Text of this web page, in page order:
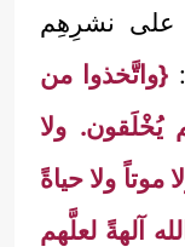
على نشرِهِم
{واتَّخذوا من
يُخْلَقون. ولا
موتاً ولا حياةً
آلهةً لعلَّهم